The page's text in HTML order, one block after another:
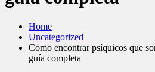
Home
Uncategorized
Cómo encontrar psíquicos que
guía completa